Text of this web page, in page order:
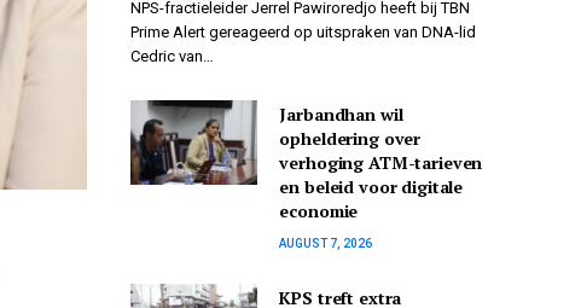
NPS-fractieleider Jerrel Pawiroredjo heeft bij TBN
Prime Alert gereageerd op uitspraken van DNA-lid
Cedric van…
Jarbandhan wil
opheldering over
verhoging ATM-tarieven
en beleid voor digitale
economie
AUGUST 7, 2026
KPS treft extra